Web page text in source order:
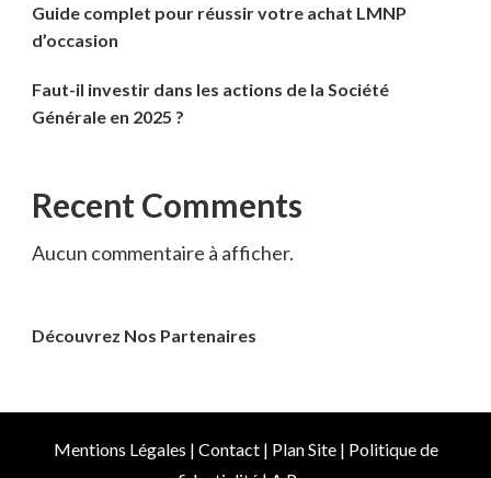
Guide complet pour réussir votre achat LMNP
d’occasion
Faut-il investir dans les actions de la Société
Générale en 2025 ?
Recent Comments
Aucun commentaire à afficher.
Découvrez Nos Partenaires
Mentions Légales | Contact| Plan Site| Politique de